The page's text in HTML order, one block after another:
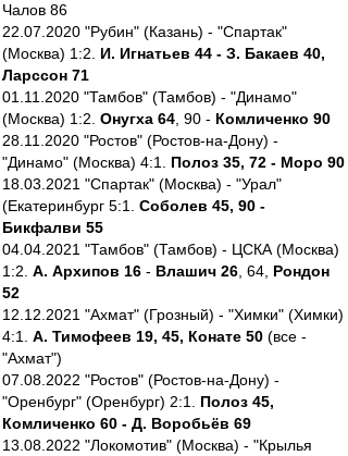
Чалов 86
22.07.2020 "Рубин" (Казань) - "Спартак"
(Москва) 1:2. И. Игнатьев 44 - З. Бакаев 40,
Ларссон 71
01.11.2020 "Тамбов" (Тамбов) - "Динамо"
(Москва) 1:2. Онугха 64 , 90 - Комличенко 90
28.11.2020 "Ростов" (Ростов-на-Дону) -
"Динамо" (Москва) 4:1. Полоз 35, 72 - Моро 90
18.03.2021 "Спартак" (Москва) - "Урал"
(Екатеринбург 5:1. Соболев 45, 90 -
Бикфалви 55
04.04.2021 "Тамбов" (Тамбов) - ЦСКА (Москва)
1:2. А. Архипов 16 - Влашич 26 , 64, Рондон
52
12.12.2021 "Ахмат" (Грозный) - "Химки" (Химки)
4:1. А. Тимофеев 19, 45, Конате 50 (все -
"Ахмат")
07.08.2022 "Ростов" (Ростов-на-Дону) -
"Оренбург" (Оренбург) 2:1. Полоз 45,
Комличенко 60 - Д. Воробьёв 69
13.08.2022 "Локомотив" (Москва) - "Крылья